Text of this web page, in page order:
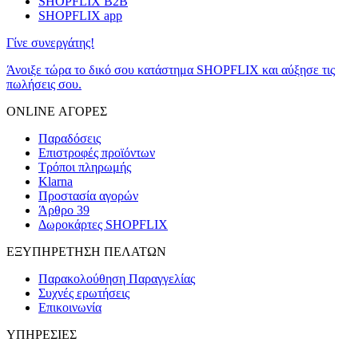
SHOPFLIX app
Γίνε συνεργάτης!
Άνοιξε τώρα το δικό σου κατάστημα SHOPFLIX και αύξησε τις
πωλήσεις σου.
ONLINE ΑΓΟΡΕΣ
Παραδόσεις
Επιστροφές προϊόντων
Τρόποι πληρωμής
Klarna
Προστασία αγορών
Άρθρο 39
Δωροκάρτες SHOPFLIX
ΕΞΥΠΗΡΕΤΗΣΗ ΠΕΛΑΤΩΝ
Παρακολούθηση Παραγγελίας
Συχνές ερωτήσεις
Επικοινωνία
ΥΠΗΡΕΣΙΕΣ